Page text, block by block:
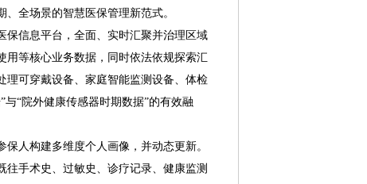
全场景的智慧医保管理新范式。
信息平台，全面、实时汇聚并治理区域
用等核心业务数据，同时依法依规探索汇
理可穿戴设备、家庭智能监测设备、体检
“院外健康传感器时期数据”的有效融
人构建多维度个人画像，并动态更新。
手术史、过敏史、诊疗记录、健康监测